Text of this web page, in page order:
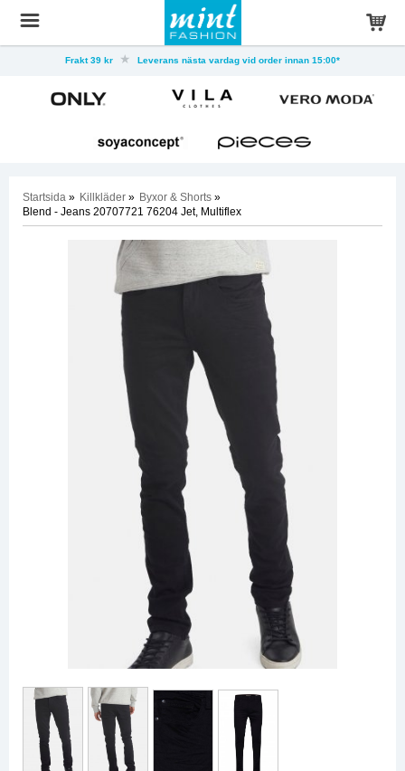
Frakt 39 kr Leverans nästa vardag vid order innan 15:00*
Startsida » Killkläder » Byxor & Shorts »
Blend - Jeans 20707721 76204 Jet, Multiflex